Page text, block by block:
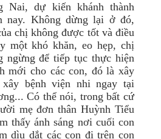
Nai, dự kiến khánh thành
nay. Không dừng lại ở đó,
chị không được tốt và điều
một khó khăn, eo hẹp, chị
ngừng để tiếp tục thực hiện
mới cho các con, đó là xây
bệnh viện nhi ngay tại
Có thể nói, trong bất cứ
mẹ đơn thân Huỳnh Tiểu
thấy ánh sáng nơi cuối con
dìu dắt các con đi trên con